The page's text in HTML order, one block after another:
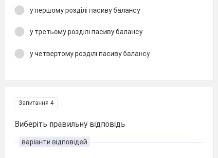
у першому розділі пасиву балансу
у третьому розділі пасиву балансу
у четвертому розділі пасиву балансу
Запитання 4
Виберіть правильну відповідь
варіанти відповідей